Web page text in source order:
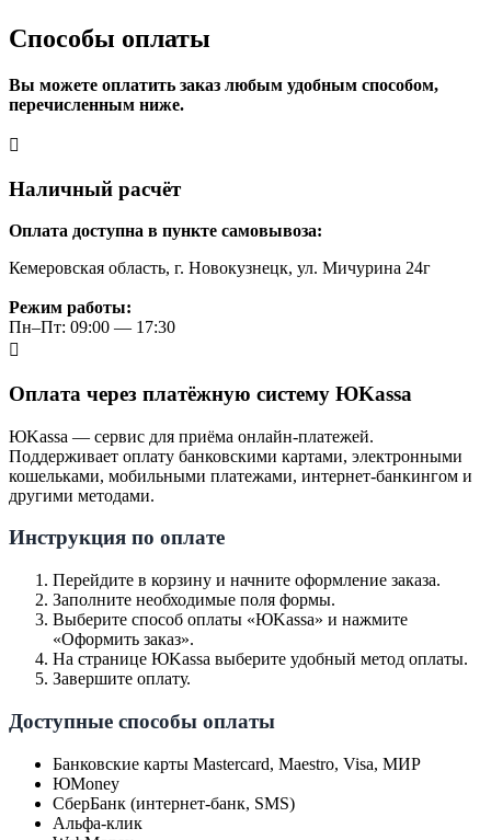
Способы оплаты
Вы можете оплатить заказ любым удобным способом,
перечисленным ниже.
Наличный расчёт
Оплата доступна в пункте самовывоза:
Кемеровская область, г. Новокузнецк, ул. Мичурина 24г
Режим работы:
Пн–Пт: 09:00 — 17:30
Оплата через платёжную систему ЮKassa
ЮKassa — сервис для приёма онлайн-платежей.
Поддерживает оплату банковскими картами, электронными
кошельками, мобильными платежами, интернет-банкингом и
другими методами.
Инструкция по оплате
Перейдите в корзину и начните оформление заказа.
Заполните необходимые поля формы.
Выберите способ оплаты «ЮKassa» и нажмите
«Оформить заказ».
На странице ЮKassa выберите удобный метод оплаты.
Завершите оплату.
Доступные способы оплаты
Банковские карты Mastercard, Maestro, Visa, МИР
ЮMoney
СберБанк (интернет-банк, SMS)
Альфа-клик